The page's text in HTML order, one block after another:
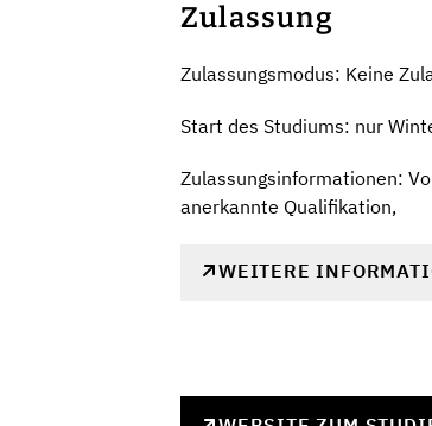
Zulassung
Zulassungsmodus: Keine
Start des Studiums: nur
Zulassungsinformationen:
anerkannte Qualifikation,
WEITERE